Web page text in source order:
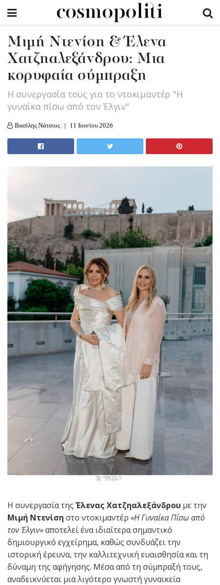
Μιμή Ντενίση & Έλενα
Χατζηαλεξάνδρου: Μια
κορυφαία σύμπραξη
Η συνεργασία τους για το ντοκιμαντέρ "Η
γυναίκα πίσω από τον Έλγιν"
Βασίλης Νάτσιος 11 Ιουνίου 2026
Η συνεργασία τηςΈλενας Χατζηαλεξάνδρου με την
Μιμή Ντενίση στο ντοκιμαντέρ «Η Γυναίκα Πίσω από
τον Έλγιν»αποτελεί ένα ιδιαίτερα σημαντικό
δημιουργικό εγχείρημα, καθώς συνδυάζει την
ιστορική έρευνα, την καλλιτεχνική ευαισθησία και τη
δύναμη της αφήγησης. Μέσα από τη σύμπραξή τους,
αναδεικνύεται μια λιγότερο γνωστή γυναικεία